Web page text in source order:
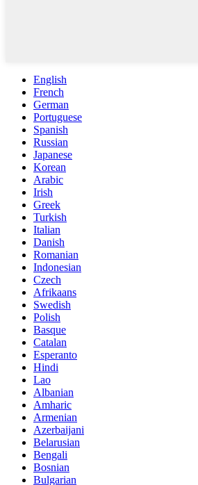
English
French
German
Portuguese
Spanish
Russian
Japanese
Korean
Arabic
Irish
Greek
Turkish
Italian
Danish
Romanian
Indonesian
Czech
Afrikaans
Swedish
Polish
Basque
Catalan
Esperanto
Hindi
Lao
Albanian
Amharic
Armenian
Azerbaijani
Belarusian
Bengali
Bosnian
Bulgarian